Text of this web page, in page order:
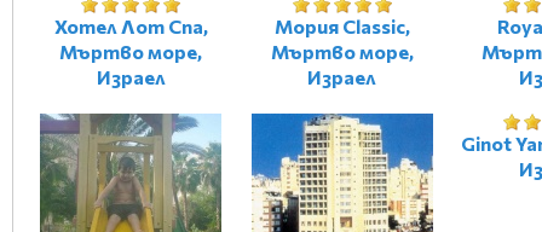
Хотел Лот Спа,
Мъртво море,
Израел
Мория Classic,
Мъртво море,
Израел
Ginot